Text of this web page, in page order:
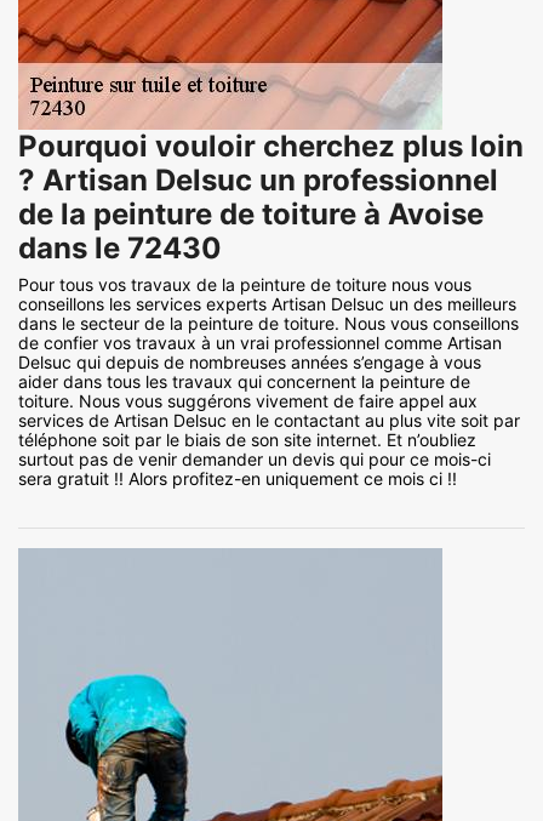
Pourquoi vouloir cherchez plus loin
? Artisan Delsuc un professionnel
de la peinture de toiture à Avoise
dans le 72430
Pour tous vos travaux de la peinture de toiture nous vous
conseillons les services experts Artisan Delsuc un des meilleurs
dans le secteur de la peinture de toiture. Nous vous conseillons
de confier vos travaux à un vrai professionnel comme Artisan
Delsuc qui depuis de nombreuses années s’engage à vous
aider dans tous les travaux qui concernent la peinture de
toiture. Nous vous suggérons vivement de faire appel aux
services de Artisan Delsuc en le contactant au plus vite soit par
téléphone soit par le biais de son site internet. Et n’oubliez
surtout pas de venir demander un devis qui pour ce mois-ci
sera gratuit !! Alors profitez-en uniquement ce mois ci !!